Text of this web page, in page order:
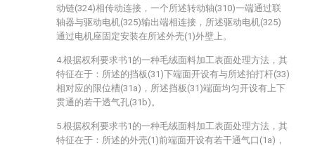
动链(324)相传动连接，一个所述转动轴(310)一端通过联
轴器与驱动电机(325)输出端相连接，所述驱动电机(325)
通过电机座固定安装在所述外壳(1)外壁上。
4.根据权利要求书1的一种毛绒面料加工表面处理方法，其
特征在于：所述的挡板(31)下端面开设有与所述拍打杆(33)
相对应的限位槽(31a)，所述挡板(31)端面均匀开设有上下
贯通的若干透气孔(31b)。
5.根据权利要求书1的一种毛绒面料加工表面处理方法，其
特征在于：所述的外壳(1)前端面开设有若干通气口(1a)，